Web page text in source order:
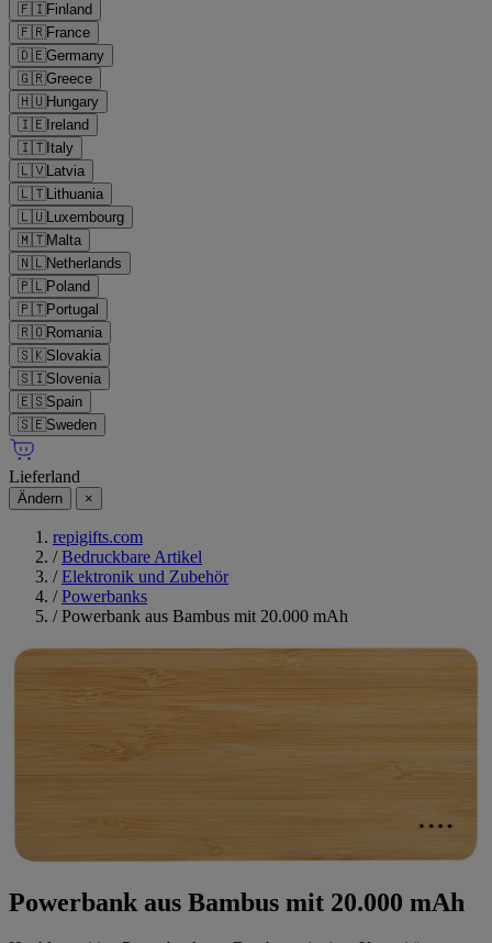
🇫🇮Finland
🇫🇷France
🇩🇪Germany
🇬🇷Greece
🇭🇺Hungary
🇮🇪Ireland
🇮🇹Italy
🇱🇻Latvia
🇱🇹Lithuania
🇱🇺Luxembourg
🇲🇹Malta
🇳🇱Netherlands
🇵🇱Poland
🇵🇹Portugal
🇷🇴Romania
🇸🇰Slovakia
🇸🇮Slovenia
🇪🇸Spain
🇸🇪Sweden
Lieferland
Ändern ×
repigifts.com
/ Bedruckbare Artikel
/ Elektronik und Zubehör
/ Powerbanks
/ Powerbank aus Bambus mit 20.000 mAh
Powerbank aus Bambus mit 20.000 mAh